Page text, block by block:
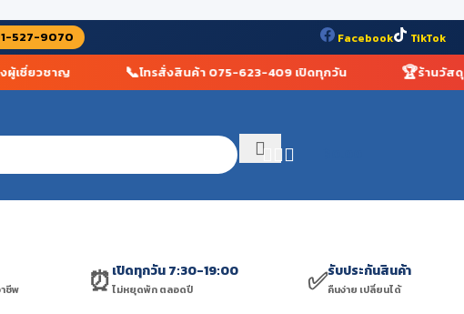
527-9070 Facebook TikTok
ชี่ยวชาญ โทรสั่งสินค้า 075-623-409 เปิดทุกวัน ร้านวัสดุก่อ
ชีพ ⏰เปิดทุกวัน 7:30-19:00
ไม่หยุดพัก ตลอดปี ✅รับประกันสินค้า
คืนง่าย เปลี่ยนได้